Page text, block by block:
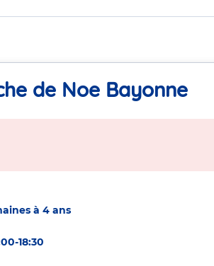
de Noe Bayonne
à 4 ans
18:30